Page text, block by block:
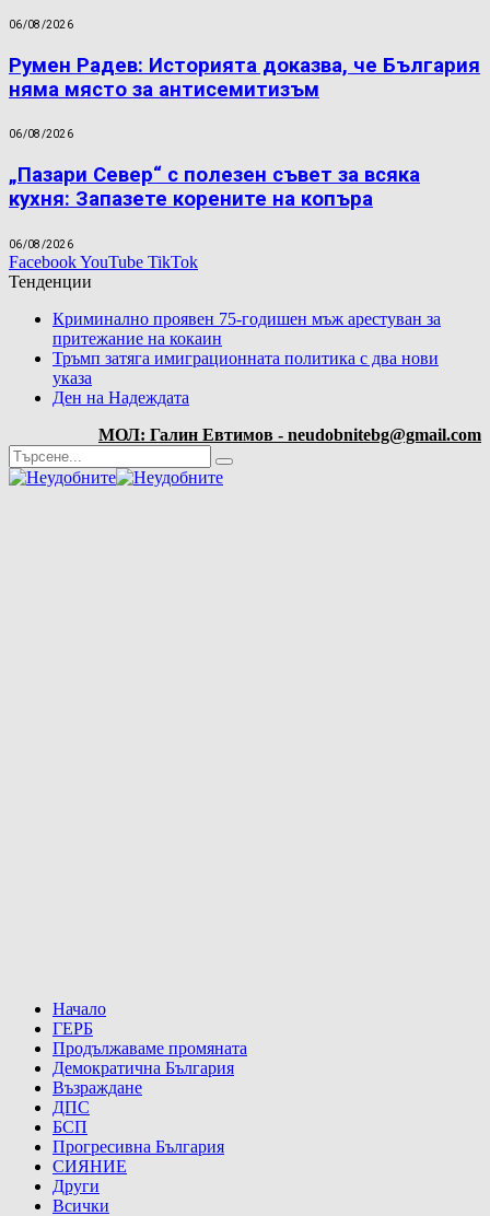
06/08/2026
Румен Радев: Историята доказва, че България
няма място за антисемитизъм
06/08/2026
„Пазари Север“ с полезен съвет за всяка
кухня: Запазете корените на копъра
06/08/2026
FacebookYouTube TikTok
Тенденции
Криминално проявен 75-годишен мъж арестуван за
притежание на кокаин
Тръмп затяга имиграционната политика с два нови
указа
Ден на Надеждата
МОЛ: Галин Евтимов - neudobnitebg@gmail.com
Начало
ГЕРБ
Продължаваме промяната
Демократична България
Възраждане
ДПС
БСП
Прогресивна България
СИЯНИЕ
Други
Всички